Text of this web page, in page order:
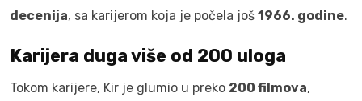
decenija, sa karijerom koja je počela još 1966. godine.
Karijera duga više od 200 uloga
Tokom karijere, Kir je glumio u preko 200 filmova,